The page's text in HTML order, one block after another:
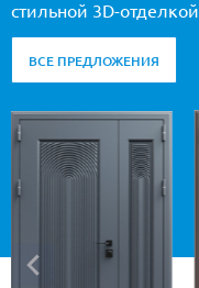
стильной 3D-
ВСЕ ПРЕДЛОЖЕНИЯ